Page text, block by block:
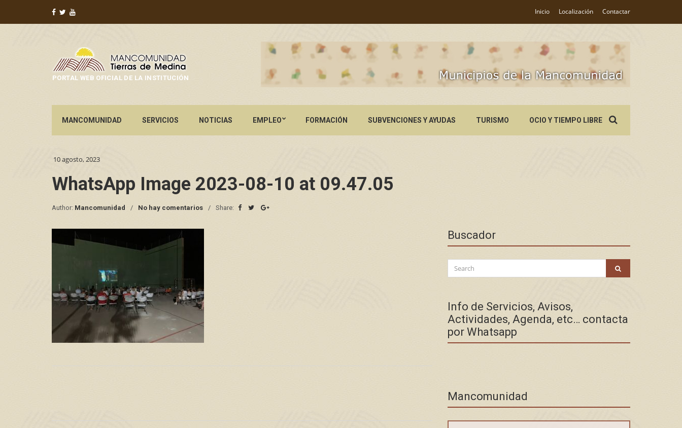
Inicio Localización Contactar
PORTAL WEB OFICIAL DE LA INSTITUCIÓN
MANCOMUNIDAD SERVICIOS NOTICIAS EMPLEO FORMACIÓN SUBVENCIONES Y AYUDAS TURISMO OCIO Y TIEMPO LIBREfor:
10 agosto, 2023
WhatsApp Image 2023-08-10 at 09.47.05
Author: Mancomunidad No hay comentarios Share:
Buscador
Search
for:
Info de Servicios, Avisos,
Actividades, Agenda, etc… contacta
por Whatsapp
Mancomunidad